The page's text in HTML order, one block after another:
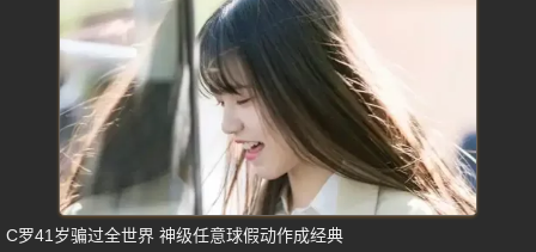
C罗41岁骗过全世界 神级任意球假动作成经典